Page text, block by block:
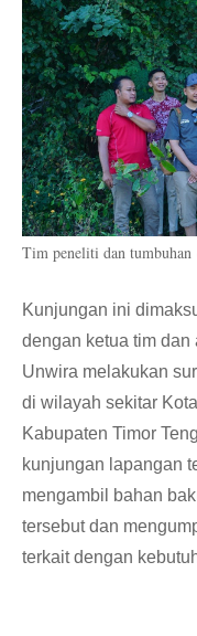
Tim peneliti dan tumbuhan
Kunjungan ini
dengan ketua tim
Unwira melakukan
di wilayah sekitar
Kabupaten Timor
kunjungan lapangan
mengambil bahan
tersebut dan
terkait dengan